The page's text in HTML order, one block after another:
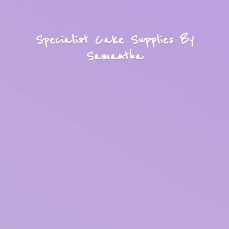
Specialist Cake SuppliesBy
Samantha